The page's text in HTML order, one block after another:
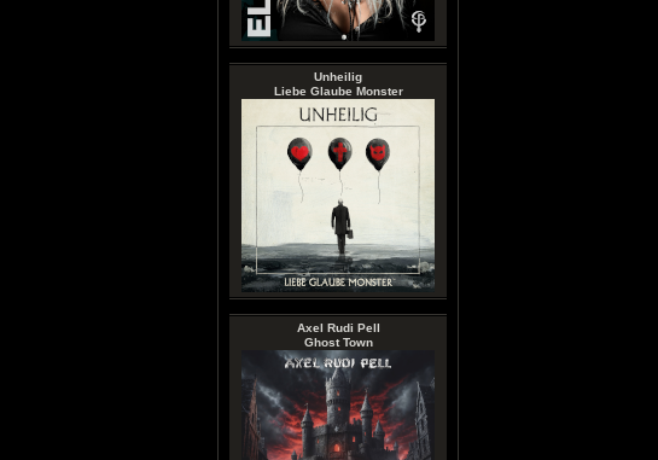
Unheilig
Liebe Glaube Monster
Axel Rudi Pell
Ghost Town